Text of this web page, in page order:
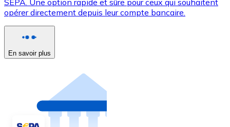
opérer directement depuis leur compte bancaire.
En savoir plus